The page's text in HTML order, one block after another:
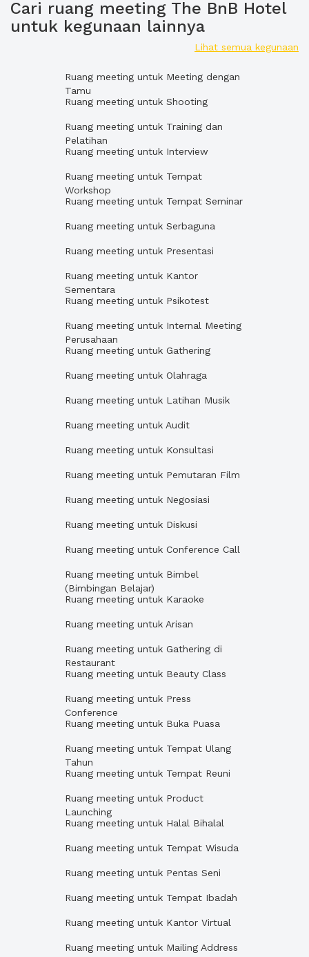
Cari ruang meeting The BnB Hotel
untuk kegunaan lainnya
Lihat semua kegunaan
Ruang meeting untuk Meeting dengan
Tamu
Ruang meeting untuk Shooting
Ruang meeting untuk Training dan
Pelatihan
Ruang meeting untuk Interview
Ruang meeting untuk Tempat
Workshop
Ruang meeting untuk Tempat Seminar
Ruang meeting untuk Serbaguna
Ruang meeting untuk Presentasi
Ruang meeting untuk Kantor
Sementara
Ruang meeting untuk Psikotest
Ruang meeting untuk Internal Meeting
Perusahaan
Ruang meeting untuk Gathering
Ruang meeting untuk Olahraga
Ruang meeting untuk Latihan Musik
Ruang meeting untuk Audit
Ruang meeting untuk Konsultasi
Ruang meeting untuk Pemutaran Film
Ruang meeting untuk Negosiasi
Ruang meeting untuk Diskusi
Ruang meeting untuk Conference Call
Ruang meeting untuk Bimbel
(Bimbingan Belajar)
Ruang meeting untuk Karaoke
Ruang meeting untuk Arisan
Ruang meeting untuk Gathering di
Restaurant
Ruang meeting untuk Beauty Class
Ruang meeting untuk Press
Conference
Ruang meeting untuk Buka Puasa
Ruang meeting untuk Tempat Ulang
Tahun
Ruang meeting untuk Tempat Reuni
Ruang meeting untuk Product
Launching
Ruang meeting untuk Halal Bihalal
Ruang meeting untuk Tempat Wisuda
Ruang meeting untuk Pentas Seni
Ruang meeting untuk Tempat Ibadah
Ruang meeting untuk Kantor Virtual
Ruang meeting untuk Mailing Address